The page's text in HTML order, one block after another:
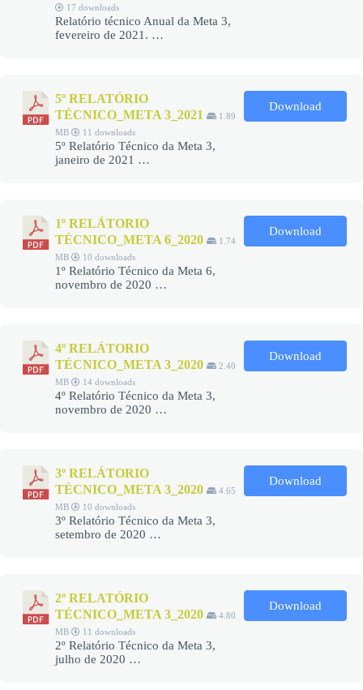
17 downloads
Relatório técnico Anual da Meta 3,
fevereiro de 2021. …
5º RELATÓRIO
TÉCNICO_META 3_2021
1.89
MB
11 downloads
5º Relatório Técnico da Meta 3,
janeiro de 2021 …
Download
1º RELÁTORIO
TÉCNICO_META 6_2020
1.74
MB
10 downloads
1º Relatório Técnico da Meta 6,
novembro de 2020 …
Download
4º RELÁTORIO
TÉCNICO_META 3_2020
2.40
MB
14 downloads
4º Relatório Técnico da Meta 3,
novembro de 2020 …
Download
3º RELÁTORIO
TÉCNICO_META 3_2020
4.65
MB
10 downloads
3º Relatório Técnico da Meta 3,
setembro de 2020 …
Download
2º RELATÓRIO
TÉCNICO_META 3_2020
4.80
MB
11 downloads
2º Relatório Técnico da Meta 3,
julho de 2020 …
Download